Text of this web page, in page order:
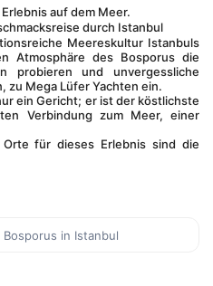
auf dem Meer.
durch Istanbul
Meereskultur Istanbuls
Atmosphäre des Bosporus die
probieren und unvergessliche
zu Mega Lüfer Yachten ein.
ein Gericht; er ist der köstlichste
Verbindung zum Meer, einer
für dieses Erlebnis sind die
in Istanbul